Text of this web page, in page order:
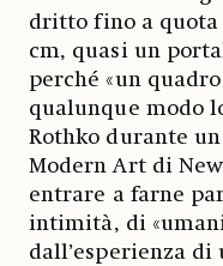
dritto fino a quota
cm, quasi un
perché «un
qualunque modo
Rothko durante
Modern Art di
entrare a farne
intimità, di
dall’esperienza di